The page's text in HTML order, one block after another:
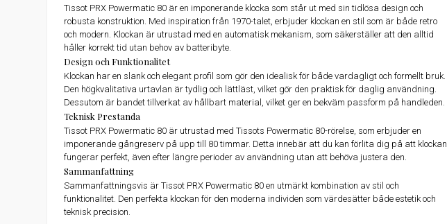
Tissot PRX Powermatic 80 är en imponerande klocka som står ut med sin tidlösa design och
robusta konstruktion. Med inspiration från 1970-talet, erbjuder klockan en stil som är både retro
och modern. Klockan är utrustad med en automatisk mekanism, som säkerställer att den alltid
håller korrekt tid utan behov av batteribyte.
Design och Funktionalitet
Klockan har en slank och elegant profil som gör den idealisk för både vardagligt och formellt bruk.
Den högkvalitativa urtavlan är tydlig och lättläst, vilket gör den praktisk för daglig användning.
Dessutom är bandet tillverkat av hållbart material, vilket ger en bekväm passform på handleden.
Teknisk Prestanda
Tissot PRX Powermatic 80 är utrustad med Tissots Powermatic 80-rörelse, som erbjuder en
imponerande gångreserv på upp till 80 timmar. Detta innebär att du kan förlita dig på att klockan
fungerar perfekt, även efter längre perioder av användning utan att behöva justera den.
Sammanfattning
Sammanfattningsvis är Tissot PRX Powermatic 80 en utmärkt kombination av stil och
funktionalitet. Den perfekta klockan för den moderna individen som värdesätter både estetik och
teknisk precision.